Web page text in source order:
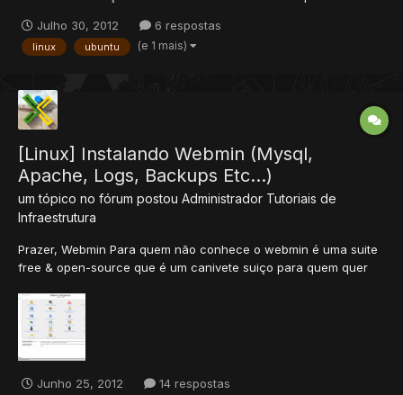
Mounts 100% Global & Mounts Custom - UH por level (Healing
aumenta a cada level) - Auto Hun...
Julho 30, 2012 6 respostas
linux ubuntu (e 1 mais)
[Linux] Instalando Webmin (Mysql,
Apache, Logs, Backups Etc...)
um tópico no fórum postou Administrador Tutoriais de
Infraestrutura
Prazer, Webmin Para quem não conhece o webmin é uma suite
free & open-source que é um canivete suiço para quem quer
Se você quer instalar apache, mysql, logs, backups,
monitoramento ou até mesmo alterar algumas propriedades do
se...
Junho 25, 2012 14 respostas